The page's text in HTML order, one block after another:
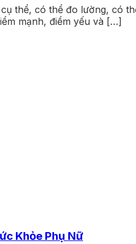
thể, có thể đo lường, có
mạnh, điểm yếu và […]
Khỏe Phụ Nữ